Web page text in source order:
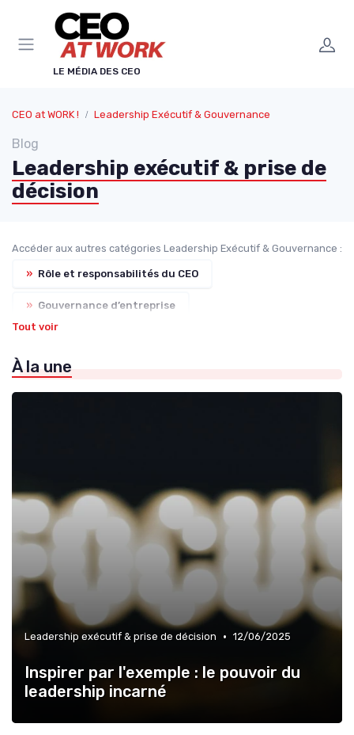
LE MÉDIA DES CEO
CEO at WORK ! Leadership Exécutif & Gouvernance
Blog
Leadership exécutif & prise de
décision
Accéder aux autres catégories Leadership Exécutif & Gouvernance :
» Rôle et responsabilités du CEO
» Gouvernance d’entreprise
» Relation avec les actionnaires & investisseurs
Tout voir
À la une
Leadership exécutif & prise de décision • 12/06/2025
Inspirer par l'exemple : le pouvoir du
leadership incarné
Panneau de gestion des cookies